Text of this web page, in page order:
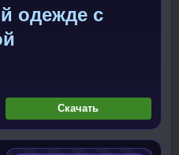
одежде с
Скачать